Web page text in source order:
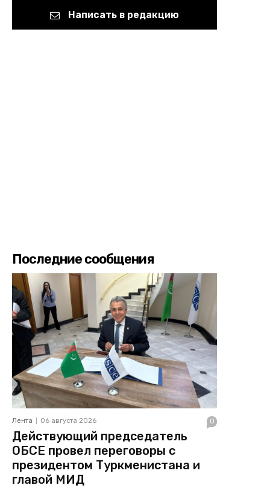
Написать в редакцию
Последние сообщения
Лента 06 августа 2026 0
Действующий председатель
ОБСЕ провел переговоры с
президентом Туркменистана и
главой МИД